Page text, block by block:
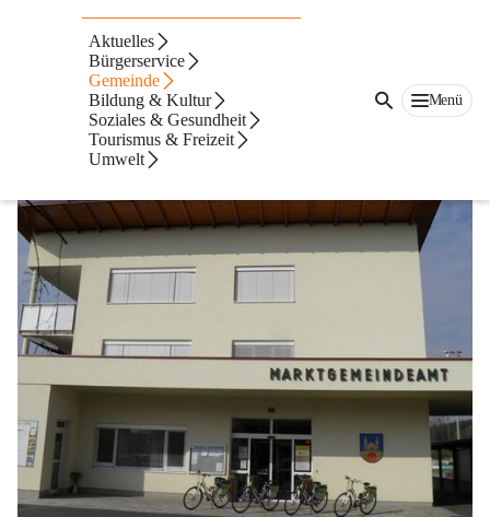
Aktuelles
Bürgerservice
Gemeinde
Bildung & Kultur
Soziales & Gesundheit
Tourismus & Freizeit
Umwelt
Menü
Marktgemeindeamt
Sankt Veit in der
Südsteiermark